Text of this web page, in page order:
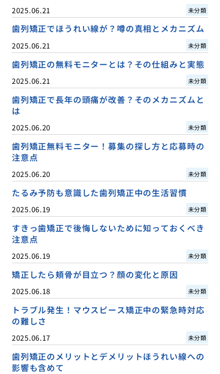
2025.06.21 未分類
歯列矯正でほうれい線が？噂の真相とメカニズム
2025.06.21 未分類
歯列矯正の無料モニターとは？その仕組みと実態
2025.06.21 未分類
歯列矯正で長年の頭痛が改善？そのメカニズムと
は
2025.06.20 未分類
歯列矯正無料モニター！募集の探し方と応募時の
注意点
2025.06.20 未分類
たるみ予防も意識した歯列矯正中の生活習慣
2025.06.19 未分類
すきっ歯矯正で後悔しないために知っておくべき
注意点
2025.06.19 未分類
矯正したら頬骨が目立つ？顔の変化と原因
2025.06.18 未分類
トラブル発生！マウスピース矯正中の緊急時対応
の難しさ
2025.06.17 未分類
歯列矯正のメリットとデメリットほうれい線への
影響も含めて